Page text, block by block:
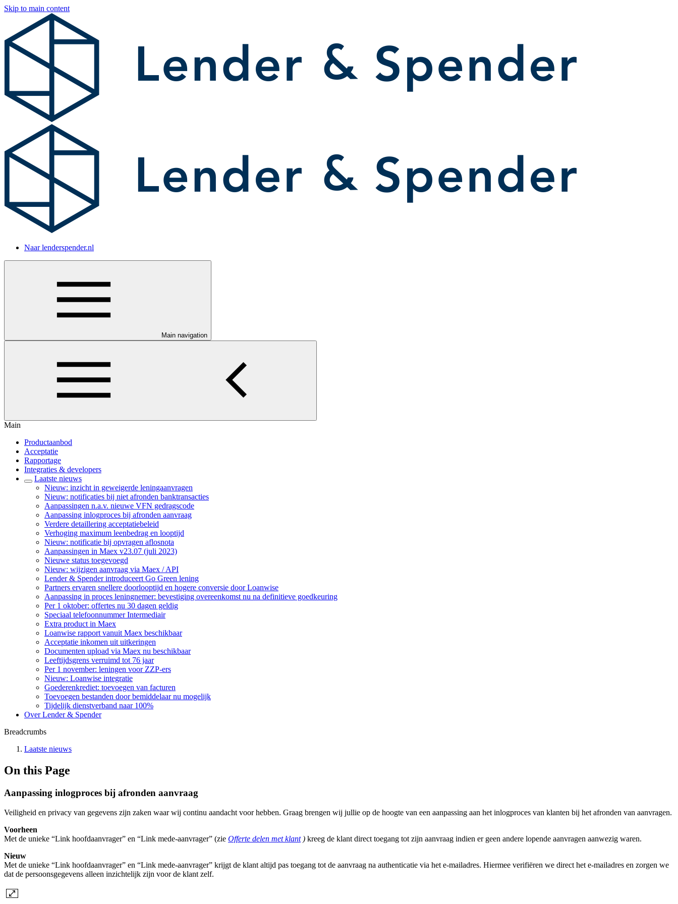
Skip to main content
Naar lenderspender.nl
Main navigation
Main
Productaanbod
Acceptatie
Rapportage
Integraties & developers
Laatste nieuws
Nieuw: inzicht in geweigerde leningaanvragen
Nieuw: notificaties bij niet afronden banktransacties
Aanpassingen n.a.v. nieuwe VFN gedragscode
Aanpassing inlogproces bij afronden aanvraag
Verdere detaillering acceptatiebeleid
Verhoging maximum leenbedrag en looptijd
Nieuw: notificatie bij opvragen aflosnota
Aanpassingen in Maex v23.07 (juli 2023)
Nieuwe status toegevoegd
Nieuw: wijzigen aanvraag via Maex / API
Lender & Spender introduceert Go Green lening
Partners ervaren snellere doorlooptijd en hogere conversie door Loanwise
Aanpassing in proces leningnemer: bevestiging overeenkomst nu na definitieve goedkeuring
Per 1 oktober: offertes nu 30 dagen geldig
Speciaal telefoonnummer Intermediair
Extra product in Maex
Loanwise rapport vanuit Maex beschikbaar
Acceptatie inkomen uit uitkeringen
Documenten upload via Maex nu beschikbaar
Leeftijdsgrens verruimd tot 76 jaar
Per 1 november: leningen voor ZZP-ers
Nieuw: Loanwise integratie
Goederenkrediet: toevoegen van facturen
Toevoegen bestanden door bemiddelaar nu mogelijk
Tijdelijk dienstverband naar 100%
Over Lender & Spender
Breadcrumbs
Laatste nieuws
On this Page
Aanpassing inlogproces bij afronden aanvraag
Veiligheid en privacy van gegevens zijn zaken waar wij continu aandacht voor hebben. Graag brengen wij jullie op de hoogte van een aanpassing aan het inlogproces van klanten bij het afronden van aanvragen.
Voorheen
Met de unieke “Link hoofdaanvrager” en “Link mede-aanvrager” (zie Offerte delen met klant ) kreeg de klant direct toegang tot zijn aanvraag indien er geen andere lopende aanvragen aanwezig waren.
Nieuw
Met de unieke “Link hoofdaanvrager” en “Link mede-aanvrager” krijgt de klant altijd pas toegang tot de aanvraag na authenticatie via het e-mailadres. Hiermee verifiëren we direct het e-mailadres en zorgen we
dat de persoonsgegevens alleen inzichtelijk zijn voor de klant zelf.